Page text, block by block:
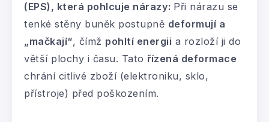
(EPS), která pohlcuje nárazy: Při nárazu se
tenké stěny buněk postupně deformují a
„mačkají“, čímž pohltí energii a rozloží ji do
větší plochy i času. Tato řízená deformace
chrání citlivé zboží (elektroniku, sklo,
přístroje) před poškozením.